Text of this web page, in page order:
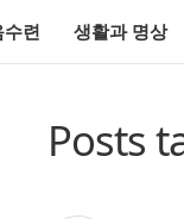
수련 생활과 명상
Posts